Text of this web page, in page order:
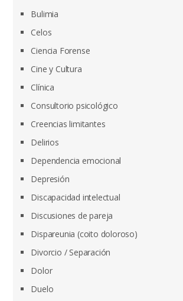
Bulimia
Celos
Ciencia Forense
Cine y Cultura
Clínica
Consultorio psicológico
Creencias limitantes
Delirios
Dependencia emocional
Depresión
Discapacidad intelectual
Discusiones de pareja
Dispareunia (coito doloroso)
Divorcio / Separación
Dolor
Duelo